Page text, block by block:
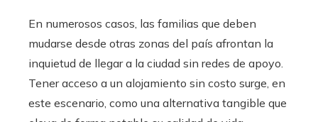
En numerosos casos, las familias que deben
mudarse desde otras zonas del país afrontan la
inquietud de llegar a la ciudad sin redes de apoyo.
Tener acceso a un alojamiento sin costo surge, en
este escenario, como una alternativa tangible que